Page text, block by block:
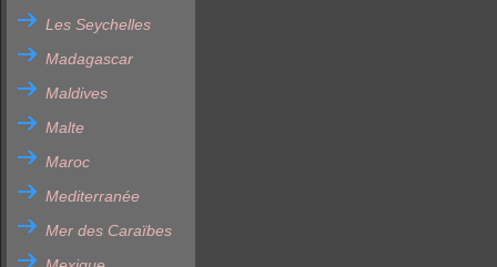
Les Seychelles
Madagascar
Maldives
Malte
Maroc
Mediterranée
Mer des Caraïbes